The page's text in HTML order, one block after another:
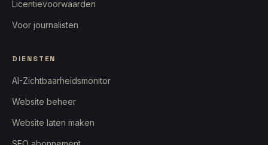
Licentievoorwaarden
Voor journalisten
DIENSTEN
AI-Zichtbaarheidsmonitor
Website beheer
Website laten maken